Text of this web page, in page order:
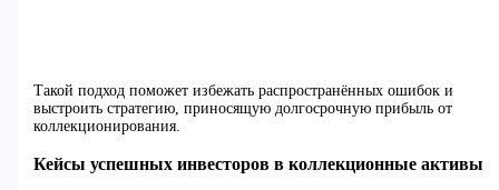
Такой подход поможет избежать распространённых ошибок и
выстроить стратегию, приносящую долгосрочную прибыль от
коллекционирования.
Кейсы успешных инвесторов в коллекционные активы